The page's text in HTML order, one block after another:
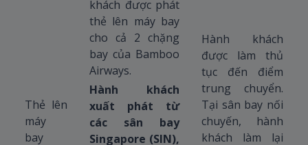
Thẻ lên
máy
bay
khách được phát
thẻ lên máy bay
cho cả 2 chặng
bay của Bamboo
Airways.
Hành khách
xuất phát từ
các sân bay
Singapore (SIN),
Hành khách
được làm thủ
tục đến điểm
trung chuyển.
Tại sân bay nối
chuyến, hành
khách làm lại